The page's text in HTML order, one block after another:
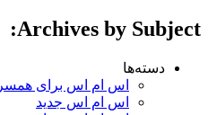
Archives by Subject:
دسته‌ها
اس ام اس برای همسر
اس ام اس جدید